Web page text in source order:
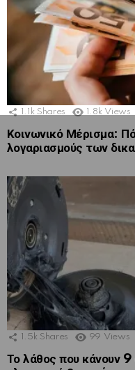
1.1k Shares 1.8k Views
Κοινωνικό Μέρισμα:
λογαριασμούς των
1.5k Shares 99 Views
Το λάθος που κάνουν 9